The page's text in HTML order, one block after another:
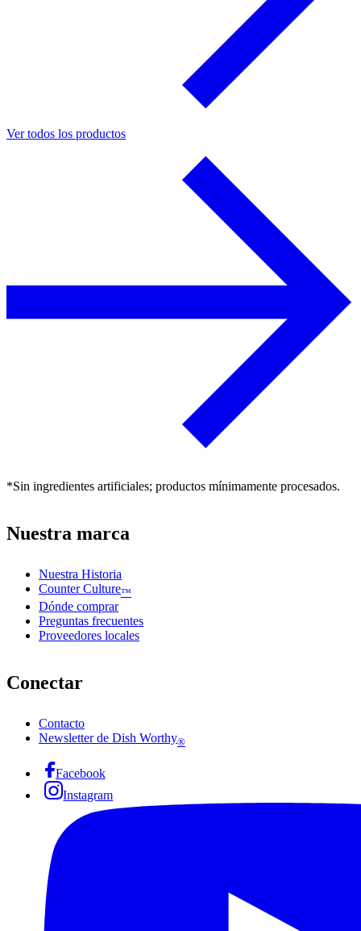
Ver todos los productos
*Sin ingredientes artificiales; productos mínimamente procesados.
Nuestra marca
Nuestra Historia
Counter Culture™
Dónde comprar
Preguntas frecuentes
Proveedores locales
Conectar
Contacto
Newsletter de Dish Worthy®
Facebook
Instagram